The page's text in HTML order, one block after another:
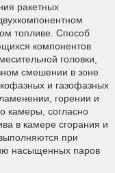
ракетных
топливе. Способ
компонентов
головки,
смешении в зоне
и газофазных
горении и
камеры, согласно
в камере сгорания и
при
насыщенных паров